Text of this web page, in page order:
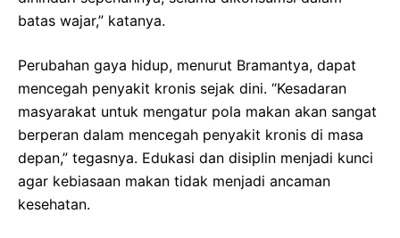
batas wajar,” katanya.
Perubahan gaya hidup, menurut Bramantya, dapat
mencegah penyakit kronis sejak dini. “Kesadaran
masyarakat untuk mengatur pola makan akan sangat
berperan dalam mencegah penyakit kronis di masa
depan,” tegasnya. Edukasi dan disiplin menjadi kunci
agar kebiasaan makan tidak menjadi ancaman
kesehatan.